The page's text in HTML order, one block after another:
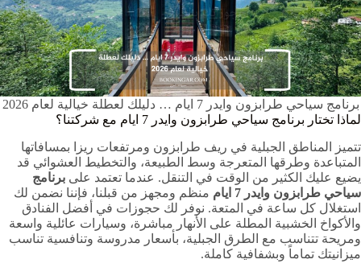
برنامج سياحي طرابزون وايدر 7 ايام … دليلك لعطلة خيالية لعام 2026
لماذا تختار برنامج سياحي طرابزون وايدر 7 ايام مع شركتنا؟
تتميز المناطق الجبلية في ريف طرابزون ومرتفعات ريزا بمسافاتها
المتباعدة وطرقها المتعرجة وسط الطبيعة، والتخطيط العشوائي قد
يضيع عليك الكثير من الوقت في التنقل. عندما تعتمد على برنامج
سياحي طرابزون وايدر 7 ايام
منظم ومجهز من قبلنا، فإننا نضمن لك
استغلال كل ساعة في المتعة. نوفر لك حجوزات في أفضل الفنادق
والأكواخ الخشبية المطلة على الأنهار مباشرة، وسيارات عائلية واسعة
ومريحة تتناسب مع الطرق الجبلية، بأسعار مدروسة وتنافسية تناسب
ميزانيتك تماماً وبشفافية كاملة.